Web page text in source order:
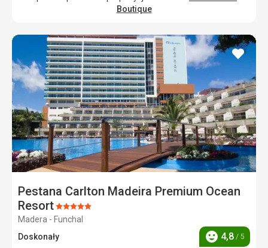
Boutique
Pestana Carlton Madeira Premium Ocean
ResortOcena:
5/5
Madera - Funchal
Doskonały
Ocena
4,8 / 5
dodaj